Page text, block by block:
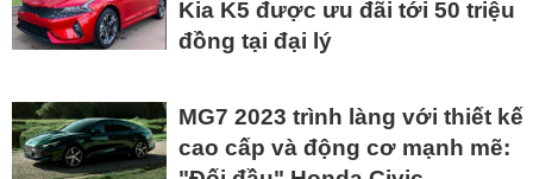
Kia K5 được ưu đãi tới 50 triệu
đồng tại đại lý
MG7 2023 trình làng với thiết kế
cao cấp và động cơ mạnh mẽ: